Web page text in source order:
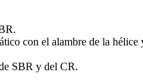
con el alambre de la hélice
SBR y del CR.